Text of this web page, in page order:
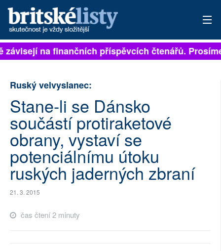
PŘIHLÁSIT
ROZHOVORY
TÉMATA
NEJČTENĚJŠÍ ZA 7 DNÍ
AUTOŘI
PŘÍSPĚVKY NA PROVOZ
na finančních příspěvcích čtenářů.
Ruský velvyslanec:
Stane-li se Dánsko
součástí protiraketové
obrany, vystaví se
potenciálnímu útoku
ruských jaderných zbraní
21. 3. 2015
čas čtení 2 minuty